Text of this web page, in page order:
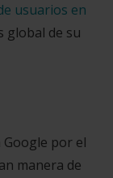
usuarios en
global de su
Google por el
manera de